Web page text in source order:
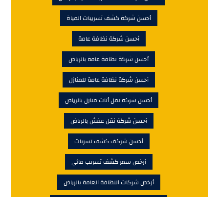
أحسن شركة كشف تسريبات المياة
أحسن شركة نظافة عامة
أحسن شركة نظافة عامة بالرياض
أحسن شركة نظافة عامة للمنازل
أحسن شركة نقل أثاث منازل بالرياض
أحسن شركة نقل عفش بالرياض
أحسن شركف كشف تسربات
أرخص سعر كشف تسريب مائي
أرخص شركات النظافة العامة بالرياض